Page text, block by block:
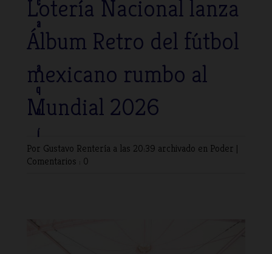
a
a
q
u
í
Lotería Nacional lanza
Álbum Retro del fútbol
mexicano rumbo al
Mundial 2026
Por Gustavo Rentería a las 20:39 archivado en Poder |
Comentarios : 0